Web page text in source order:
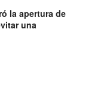
la apertura de
una